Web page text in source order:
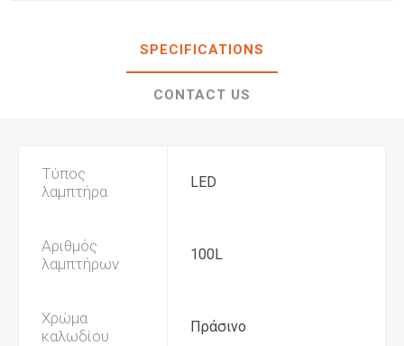
SPECIFICATIONS
CONTACT US
Τύπος
λαμπτήρα
LED
Αριθμός
λαμπτήρων
100L
Χρώμα
καλωδίου
Πράσινο